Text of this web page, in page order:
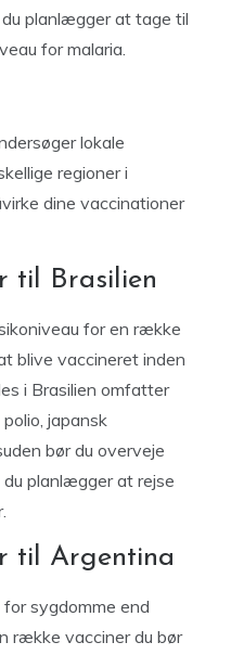
planlægger at tage til
for malaria.
lokale
regioner i
dine vaccinationer
til Brasilien
for en række
blive vaccineret inden
i Brasilien omfatter
japansk
bør du overveje
planlægger at rejse
til Argentina
sygdomme end
række vacciner du bør